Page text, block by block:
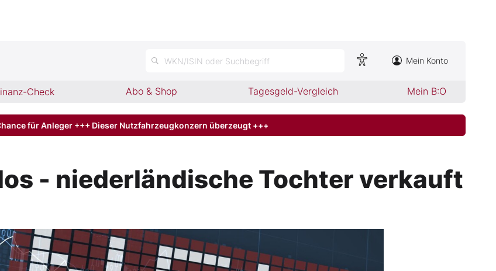
WKN/ISIN oder Suchbegriff Mein Konto
Check Abo & Shop Tagesgeld-Vergleich Mein B:O
für Anleger +++ Dieser Nutzfahrzeugkonzern überzeugt +++
- niederländische Tochter verkauft